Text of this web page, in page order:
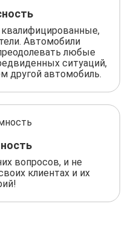
Автомобили
любые
ситуаций,
другой автомобиль.
вопросов, и не
клиентах и их